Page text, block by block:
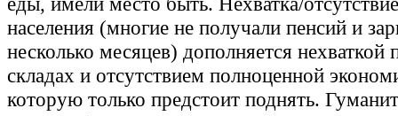
населения (многие не получали пенсий и
несколько месяцев) дополняется нехваткой
складах и отсутствием полноценной
которую только предстоит поднять.